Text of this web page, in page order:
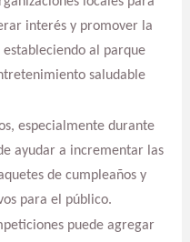
interés y promover la
al parque
saludable
especialmente durante
ayudar a incrementar las
de cumpleaños y
para el público.
puede agregar